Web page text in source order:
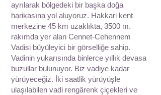
ayrılarak bölgedeki bir başka doğa
harikasına yol aluyoruz. Hakkari kent
merkezine 45 km uzaklıkta, 3500 m.
rakımda yer alan Cennet-Cehennem
Vadisi büyüleyici bir görselliğe sahip.
Vadinin yukarısında binlerce yıllık devasa
buzullar bulunuyor. Biz vadiye kadar
yürüyeceğiz. İki saatlik yürüyüşle
ulaşılabilen vadi rengârenk çiçekleri ve